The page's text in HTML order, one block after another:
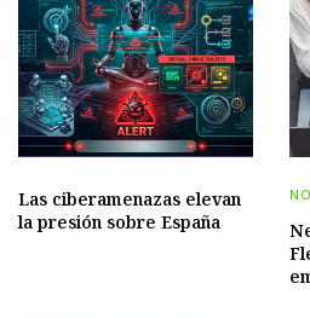
Las ciberamenazas elevan
la presión sobre España